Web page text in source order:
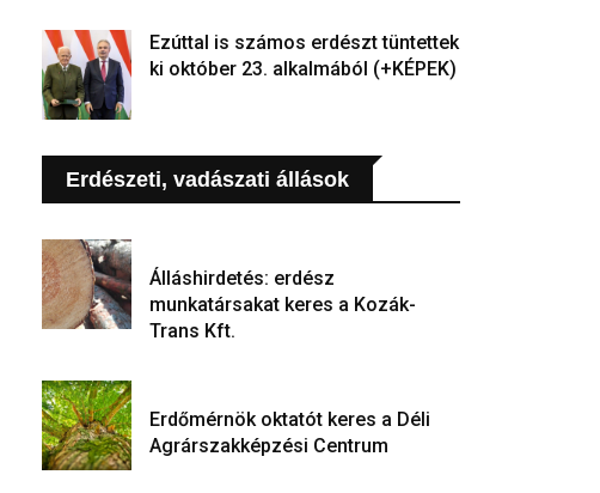
Ezúttal is számos erdészt tüntettek
ki október 23. alkalmából (+KÉPEK)
Erdészeti, vadászati állások
Álláshirdetés: erdész
munkatársakat keres a Kozák-
Trans Kft.
Erdőmérnök oktatót keres a Déli
Agrárszakképzési Centrum